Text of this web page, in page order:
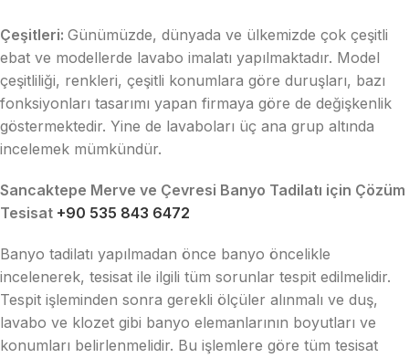
Çeşitleri: Günümüzde, dünyada ve ülkemizde çok çeşitli
ebat ve modellerde lavabo imalatı yapılmaktadır. Model
çeşitliliği, renkleri, çeşitli konumlara göre duruşları, bazı
fonksiyonları tasarımı yapan firmaya göre de değişkenlik
göstermektedir. Yine de lavaboları üç ana grup altında
incelemek mümkündür.
Sancaktepe Merve ve Çevresi Banyo Tadilatı için Çözüm
Tesisat +90 535 843 6472
Banyo tadilatı yapılmadan önce banyo öncelikle
incelenerek, tesisat ile ilgili tüm sorunlar tespit edilmelidir.
Tespit işleminden sonra gerekli ölçüler alınmalı ve duş,
lavabo ve klozet gibi banyo elemanlarının boyutları ve
konumları belirlenmelidir. Bu işlemlere göre tüm tesisat